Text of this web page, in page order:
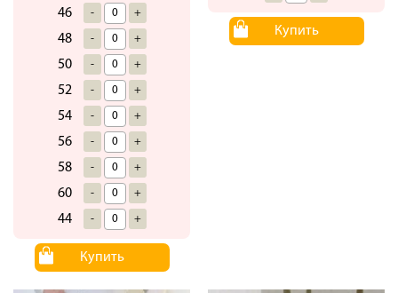
46 - +
48 - +
50 - +
52 - +
54 - +
56 - +
58 - +
60 - +
44 - +
Купить
Купить